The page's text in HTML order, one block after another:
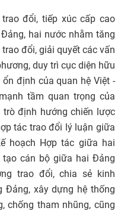
đổi, tiếp xúc cấp cao
hai nước nhằm tăng
đổi, giải quyết các vấn
duy trì cục diện hữu
định của quan hệ Việt -
tầm quan trọng của
định hướng chiến lược
tác trao đổi lý luận giữa
hoạch Hợp tác giữa hai
cán bộ giữa hai Đảng
trao đổi, chia sẻ kinh
Đảng, xây dựng hệ thống
chống tham nhũng, cũng